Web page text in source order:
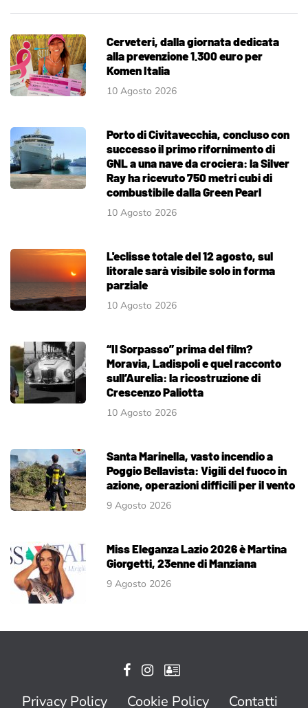
Cerveteri, dalla giornata dedicata
alla prevenzione 1.300 euro per
Komen Italia
10 Agosto 2026
Porto di Civitavecchia, concluso con
successo il primo rifornimento di
GNL a una nave da crociera: la Silver
Ray ha ricevuto 750 metri cubi di
combustibile dalla Green Pearl
10 Agosto 2026
L'eclisse totale del 12 agosto, sul
litorale sarà visibile solo in forma
parziale
10 Agosto 2026
“Il Sorpasso” prima del film?
Moravia, Ladispoli e quel racconto
sull’Aurelia: la ricostruzione di
Crescenzo Paliotta
10 Agosto 2026
Santa Marinella, vasto incendio a
Poggio Bellavista: Vigili del fuoco in
azione, operazioni difficili per il vento
9 Agosto 2026
Miss Eleganza Lazio 2026 è Martina
Giorgetti, 23enne di Manziana
9 Agosto 2026
Privacy Policy Cookie Policy Contatti